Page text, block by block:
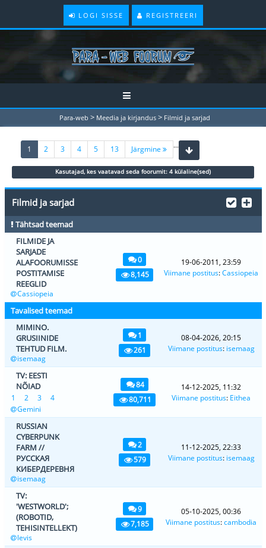
LOGI SISSE REGISTREERI
Para-web > Meedia ja kirjandus > Filmid ja sarjad
1 (current)
2 3 4 5 ...
13 Järgmine
Kasutajad, kes vaatavad seda foorumit: 4 külaline(sed)
Filmid ja sarjad
Tähtsad teemad
FILMIDE JA
SARJADE
ALAFOORUMISSE
POSTITAMISE
REEGLID
Cassiopeia
0
8,145
19-06-2011, 23:59
Viimane postitus:Cassiopeia
Tavalised teemad
MIMINO.
GRUSIINIDE
TEHTUD FILM.
isemaag
1
261
08-04-2026, 20:15
Viimane postitus: isemaag
TV: EESTI
NÕIAD
1 2 3
4
Gemini
84
80,711
14-12-2025, 11:32
Viimane postitus: Eithea
RUSSIAN
CYBERPUNK
FARM //
РУССКАЯ
КИБЕРДЕРЕВНЯ
isemaag
2
579
11-12-2025, 22:33
Viimane postitus: isemaag
TV:
'WESTWORLD';
(ROBOTID,
TEHISINTELLEKT)
levis
9
7,185
05-10-2025, 00:36
Viimane postitus:cambodia